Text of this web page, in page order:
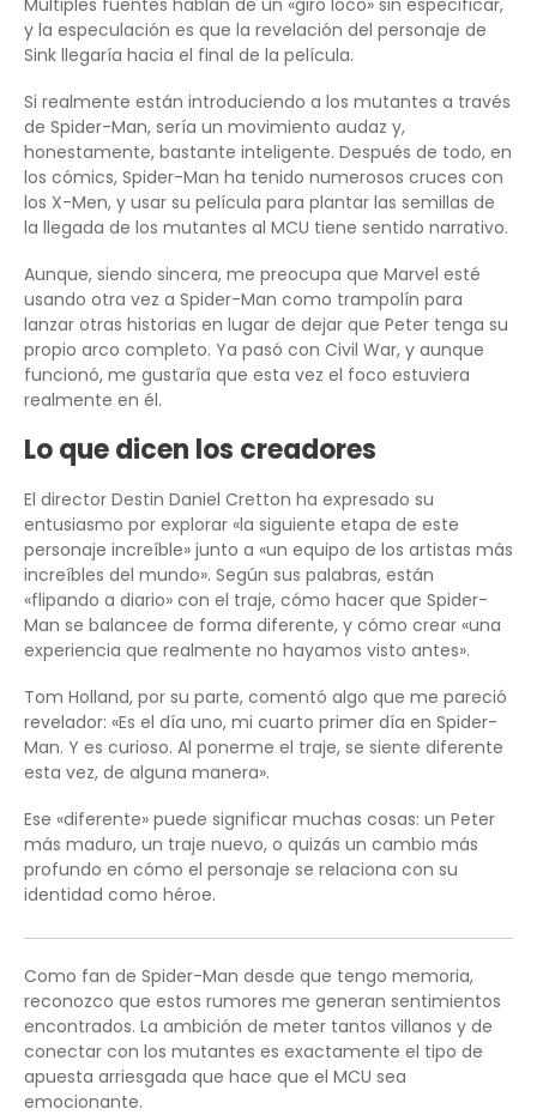
y la especulación es que la revelación del personaje de
Sink llegaría hacia el final de la película.
Si realmente están introduciendo a los mutantes a través
de Spider-Man, sería un movimiento audaz y,
honestamente, bastante inteligente. Después de todo, en
los cómics, Spider-Man ha tenido numerosos cruces con
los X-Men, y usar su película para plantar las semillas de
la llegada de los mutantes al MCU tiene sentido narrativo.
Aunque, siendo sincera, me preocupa que Marvel esté
usando otra vez a Spider-Man como trampolín para
lanzar otras historias en lugar de dejar que Peter tenga su
propio arco completo. Ya pasó con Civil War, y aunque
funcionó, me gustaría que esta vez el foco estuviera
realmente en él.
Lo que dicen los creadores
El director Destin Daniel Cretton ha expresado su
entusiasmo por explorar «la siguiente etapa de este
personaje increíble» junto a «un equipo de los artistas más
increíbles del mundo». Según sus palabras, están
«flipando a diario» con el traje, cómo hacer que Spider-
Man se balancee de forma diferente, y cómo crear «una
experiencia que realmente no hayamos visto antes».
Tom Holland, por su parte, comentó algo que me pareció
revelador: «Es el día uno, mi cuarto primer día en Spider-
Man. Y es curioso. Al ponerme el traje, se siente diferente
esta vez, de alguna manera».
Ese «diferente» puede significar muchas cosas: un Peter
más maduro, un traje nuevo, o quizás un cambio más
profundo en cómo el personaje se relaciona con su
identidad como héroe.
Como fan de Spider-Man desde que tengo memoria,
reconozco que estos rumores me generan sentimientos
encontrados. La ambición de meter tantos villanos y de
conectar con los mutantes es exactamente el tipo de
apuesta arriesgada que hace que el MCU sea
emocionante.